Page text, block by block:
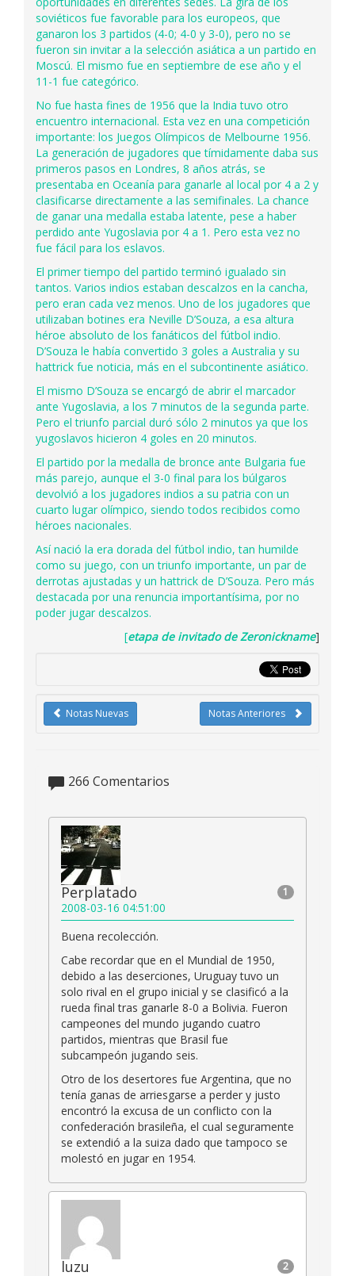
soviéticos fue favorable para los europeos, que
ganaron los 3 partidos (4-0; 4-0 y 3-0), pero no se
fueron sin invitar a la selección asiática a un partido en
Moscú. El mismo fue en septiembre de ese año y el
11-1 fue categórico.
No fue hasta fines de 1956 que la India tuvo otro
encuentro internacional. Esta vez en una competición
importante: los Juegos Olímpicos de Melbourne 1956.
La generación de jugadores que tímidamente daba sus
primeros pasos en Londres, 8 años atrás, se
presentaba en Oceanía para ganarle al local por 4 a 2 y
clasificarse directamente a las semifinales. La chance
de ganar una medalla estaba latente, pese a haber
perdido ante Yugoslavia por 4 a 1. Pero esta vez no
fue fácil para los eslavos.
El primer tiempo del partido terminó igualado sin
tantos. Varios indios estaban descalzos en la cancha,
pero eran cada vez menos. Uno de los jugadores que
utilizaban botines era Neville D’Souza, a esa altura
héroe absoluto de los fanáticos del fútbol indio.
D’Souza le había convertido 3 goles a Australia y su
hattrick fue noticia, más en el subcontinente asiático.
El mismo D’Souza se encargó de abrir el marcador
ante Yugoslavia, a los 7 minutos de la segunda parte.
Pero el triunfo parcial duró sólo 2 minutos ya que los
yugoslavos hicieron 4 goles en 20 minutos.
El partido por la medalla de bronce ante Bulgaria fue
más parejo, aunque el 3-0 final para los búlgaros
devolvió a los jugadores indios a su patria con un
cuarto lugar olímpico, siendo todos recibidos como
héroes nacionales.
Así nació la era dorada del fútbol indio, tan humilde
como su juego, con un triunfo importante, un par de
derrotas ajustadas y un hattrick de D’Souza. Pero más
destacada por una renuncia importantísima, por no
poder jugar descalzos.
[etapa de invitado deZeronickname]
Notas Anteriores
Notas Nuevas
266 Comentarios
1
Perplatado
2008-03-16 04:51:00
Buena recolección.
Cabe recordar que en el Mundial de 1950,
debido a las deserciones, Uruguay tuvo un
solo rival en el grupo inicial y se clasificó a la
rueda final tras ganarle 8-0 a Bolivia. Fueron
campeones del mundo jugando cuatro
partidos, mientras que Brasil fue
subcampeón jugando seis.
Otro de los desertores fue Argentina, que no
tenía ganas de arriesgarse a perder y justo
encontró la excusa de un conflicto con la
confederación brasileña, el cual seguramente
se extendió a la suiza dado que tampoco se
molestó en jugar en 1954.
2
luzu